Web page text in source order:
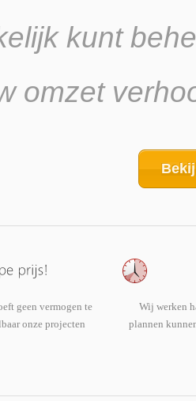
kunt
omzet
geen vermogen te
onze projecten
Wij werken
plannen